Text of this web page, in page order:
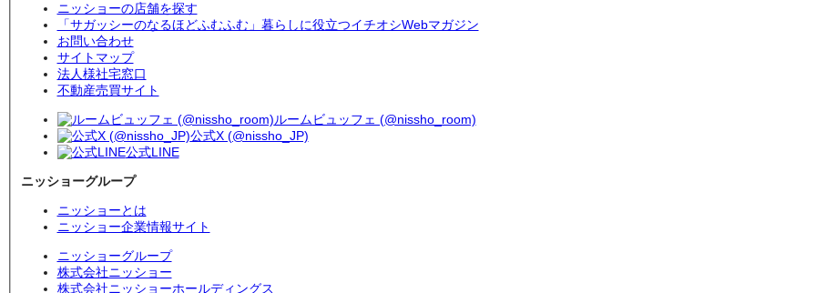
ニッショーの店舗を探す
「サガッシーのなるほどふむふむ」暮らしに役立つイチオシWebマガジン
お問い合わせ
サイトマップ
法人様社宅窓口
不動産売買サイト
ルームビュッフェ (@nissho_room)
公式X (@nissho_JP)
公式LINE
ニッショーグループ
ニッショーとは
ニッショー企業情報サイト
ニッショーグループ
株式会社ニッショー
株式会社ニッショーホールディングス